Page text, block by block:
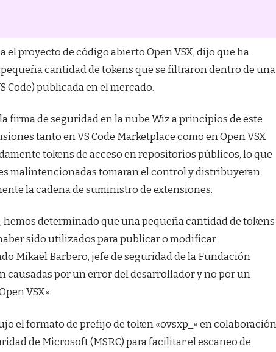
el proyecto de código abierto Open VSX, dijo que ha
cantidad de tokens que se filtraron dentro de una
Code) publicada en el mercado.
firma de seguridad en la nube Wiz a principios de este
tanto en VS Code Marketplace como en Open VSX
tokens de acceso en repositorios públicos, lo que
malintencionadas tomaran el control y distribuyeran
la cadena de suministro de extensiones.
determinado que una pequeña cantidad de tokens
sido utilizados para publicar o modificar
Mikaël Barbero, jefe de seguridad de la Fundación
causadas por un error del desarrollador y no por un
VSX».
el formato de prefijo de token «ovsxp_» en colaboración
de Microsoft (MSRC) para facilitar el escaneo de